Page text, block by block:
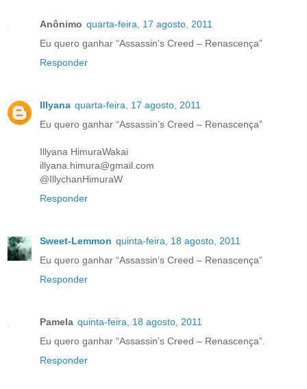
Anônimo quarta-feira, 17 agosto, 2011
Eu quero ganhar “Assassin’s Creed – Renascença”
Responder
Illyana quarta-feira, 17 agosto, 2011
Eu quero ganhar “Assassin’s Creed – Renascença”
Illyana HimuraWakai
illyana.himura@gmail.com
@IllychanHimuraW
Responder
Sweet-Lemmon quinta-feira, 18 agosto, 2011
Eu quero ganhar “Assassin’s Creed – Renascença”
Responder
Pamela quinta-feira, 18 agosto, 2011
Eu quero ganhar “Assassin’s Creed – Renascença”.
Responder